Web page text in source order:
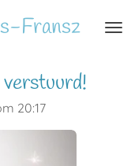
Fransz
20:17